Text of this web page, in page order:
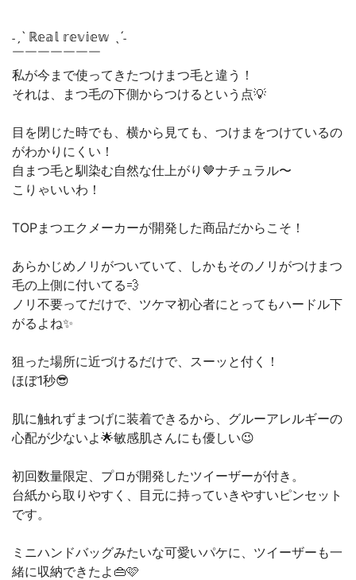
˗ˏˋ ℝ𝕖𝕒𝕝 𝕣𝕖𝕧𝕚𝕖𝕨 ˎˊ˗
￣￣￣￣￣￣￣
私が今まで使ってきたつけまつ毛と違う！
それは、まつ毛の下側からつけるという点💡
目を閉じた時でも、横から見ても、つけまをつけているの
がわかりにくい！
自まつ毛と馴染む自然な仕上がり🤎ナチュラル〜
こりゃいいわ！
TOPまつエクメーカーが開発した商品だからこそ！
あらかじめノリがついていて、しかもそのノリがつけまつ
毛の上側に付いてる💨
ノリ不要ってだけで、ツケマ初心者にとってもハードル下
がるよね✨
狙った場所に近づけるだけで、スーッと付く！
ほぼ1秒😎
肌に触れずまつげに装着できるから、グルーアレルギーの
心配が少ないよ🌟敏感肌さんにも優しい😉
初回数量限定、プロが開発したツイーザーが付き。
台紙から取りやすく、目元に持っていきやすいピンセット
です。
ミニハンドバッグみたいな可愛いパケに、ツイーザーも一
緒に収納できたよ👜🩷